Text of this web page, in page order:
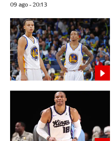
09 ago - 20:13